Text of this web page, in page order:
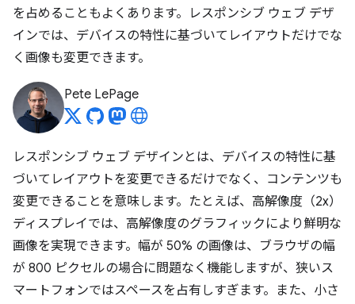
を占めることもよくあります。レスポンシブ ウェブ デザ
インでは、デバイスの特性に基づいてレイアウトだけでな
く画像も変更できます。
Pete LePage
レスポンシブ ウェブ デザインとは、デバイスの特性に基
づいてレイアウトを変更できるだけでなく、コンテンツも
変更できることを意味します。たとえば、高解像度（2x）
ディスプレイでは、高解像度のグラフィックにより鮮明な
画像を実現できます。幅が 50% の画像は、ブラウザの幅
が 800 ピクセルの場合に問題なく機能しますが、狭いス
マートフォンではスペースを占有しすぎます。また、小さ